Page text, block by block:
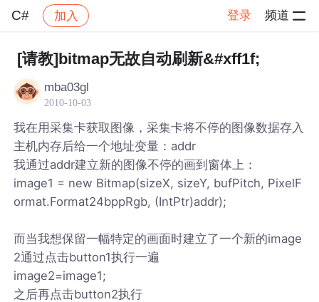
C# 加入 登录 频道
社区 C# 帖子详情
[请教]bitmap无故自动刷新&#xff1f;
mba03gl
2010-10-03
我在用采集卡获取图像，采集卡将不停的图像数据存入
主机内存后给一个地址变量：addr
我通过addr建立新的图像不停的画到窗体上：
image1 = new Bitmap(sizeX, sizeY, bufPitch, PixelF
ormat.Format24bppRgb, (IntPtr)addr);
而当我想保留一幅特定的画面时建立了一个新的image
2通过点击button1执行一遍
image2=image1;
之后再点击button2执行